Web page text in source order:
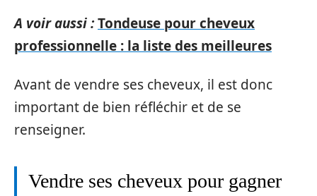
A voir aussi :Tondeuse pour cheveux
professionnelle : la liste des meilleures
Avant de vendre ses cheveux, il est donc
important de bien réfléchir et de se
renseigner.
Vendre ses cheveux pour gagner